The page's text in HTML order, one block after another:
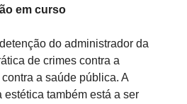
em curso
do administrador da
de crimes contra a
a saúde pública. A
também está a ser